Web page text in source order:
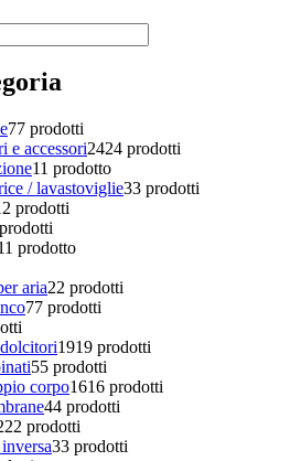
77 prodotti
e accessori2424 prodotti
11 prodotto
/ lavastoviglie33 prodotti
prodotti
1 prodotto
aria22 prodotti
77 prodotti
1919 prodotti
55 prodotti
corpo1616 prodotti
44 prodotti
22 prodotti
33 prodotti